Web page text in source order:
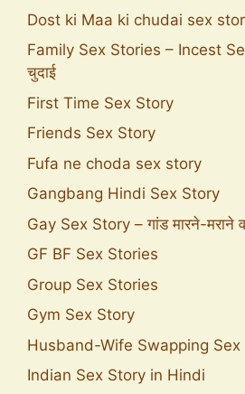
Dost ki Maa ki chudai sex
Family Sex Stories – Incest
चुदाई
First Time Sex Story
Friends Sex Story
Fufa ne choda sex story
Gangbang Hindi Sex Story
Gay Sex Story – गांड मारने-मराने
GF BF Sex Stories
Group Sex Stories
Gym Sex Story
Husband-Wife Swapping Sex
Indian Sex Story in Hindi